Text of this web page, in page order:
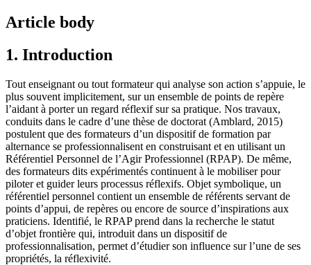
Article body
1. Introduction
Tout enseignant ou tout formateur qui analyse son action s’appuie, le
plus souvent implicitement, sur un ensemble de points de repère
l’aidant à porter un regard réflexif sur sa pratique. Nos travaux,
conduits dans le cadre d’une thèse de doctorat (Amblard, 2015)
postulent que des formateurs d’un dispositif de formation par
alternance se professionnalisent en construisant et en utilisant un
Référentiel Personnel de l’Agir Professionnel (RPAP). De même,
des formateurs dits expérimentés continuent à le mobiliser pour
piloter et guider leurs processus réflexifs. Objet symbolique, un
référentiel personnel contient un ensemble de référents servant de
points d’appui, de repères ou encore de source d’inspirations aux
praticiens. Identifié, le RPAP prend dans la recherche le statut
d’objet frontière qui, introduit dans un dispositif de
professionnalisation, permet d’étudier son influence sur l’une de ses
propriétés, la réflexivité.